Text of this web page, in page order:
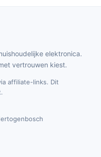
elektronica.
vertrouwen kiest.
affiliate-links. Dit